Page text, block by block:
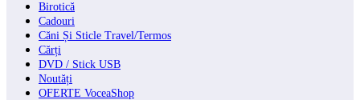
Birotică
Cadouri
Căni Și Sticle Travel/Termos
Cărți
DVD / Stick USB
Noutăți
OFERTE VoceaShop